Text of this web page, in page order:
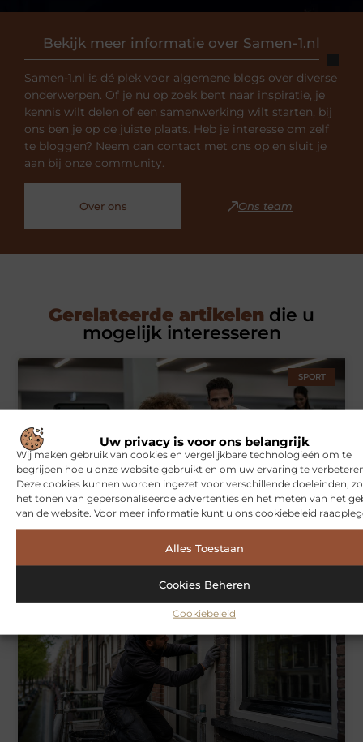
Uw privacy is voor ons belangrijk
Wij maken gebruik van cookies en vergelijkbare technologieën om te
begrijpen hoe u onze website gebruikt en om uw ervaring te
Deze cookies kunnen worden ingezet voor verschillende doeleinden,
het tonen van gepersonaliseerde advertenties en het meten van het
van de website. Voor meer informatie kunt u ons cookiebeleid
Alles Toestaan
Cookies Beheren
Cookiebeleid
Bekijk meer informatie over Samen-1.nl
Samen-1.nl is dé plek voor algemene blogs over diverse
onderwerpen. Of je nu op zoek bent naar inspiratie, je
kennis wilt delen of een samenwerking wilt starten, bij
ons ben je op de juiste plaats. Heb je interesse om zelf
te bloggen? Neem dan contact met ons op en sluit je
aan bij onze community.
Over ons Ons team
Gerelateerde artikelen die u
mogelijk interesseren
SPORT
Symbiont360: Innovatieve EMS-training in Utrecht voor een